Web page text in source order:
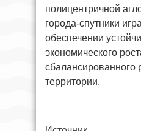
полицентричной
города-спутники
обеспечении
экономического
сбалансированного
территории.